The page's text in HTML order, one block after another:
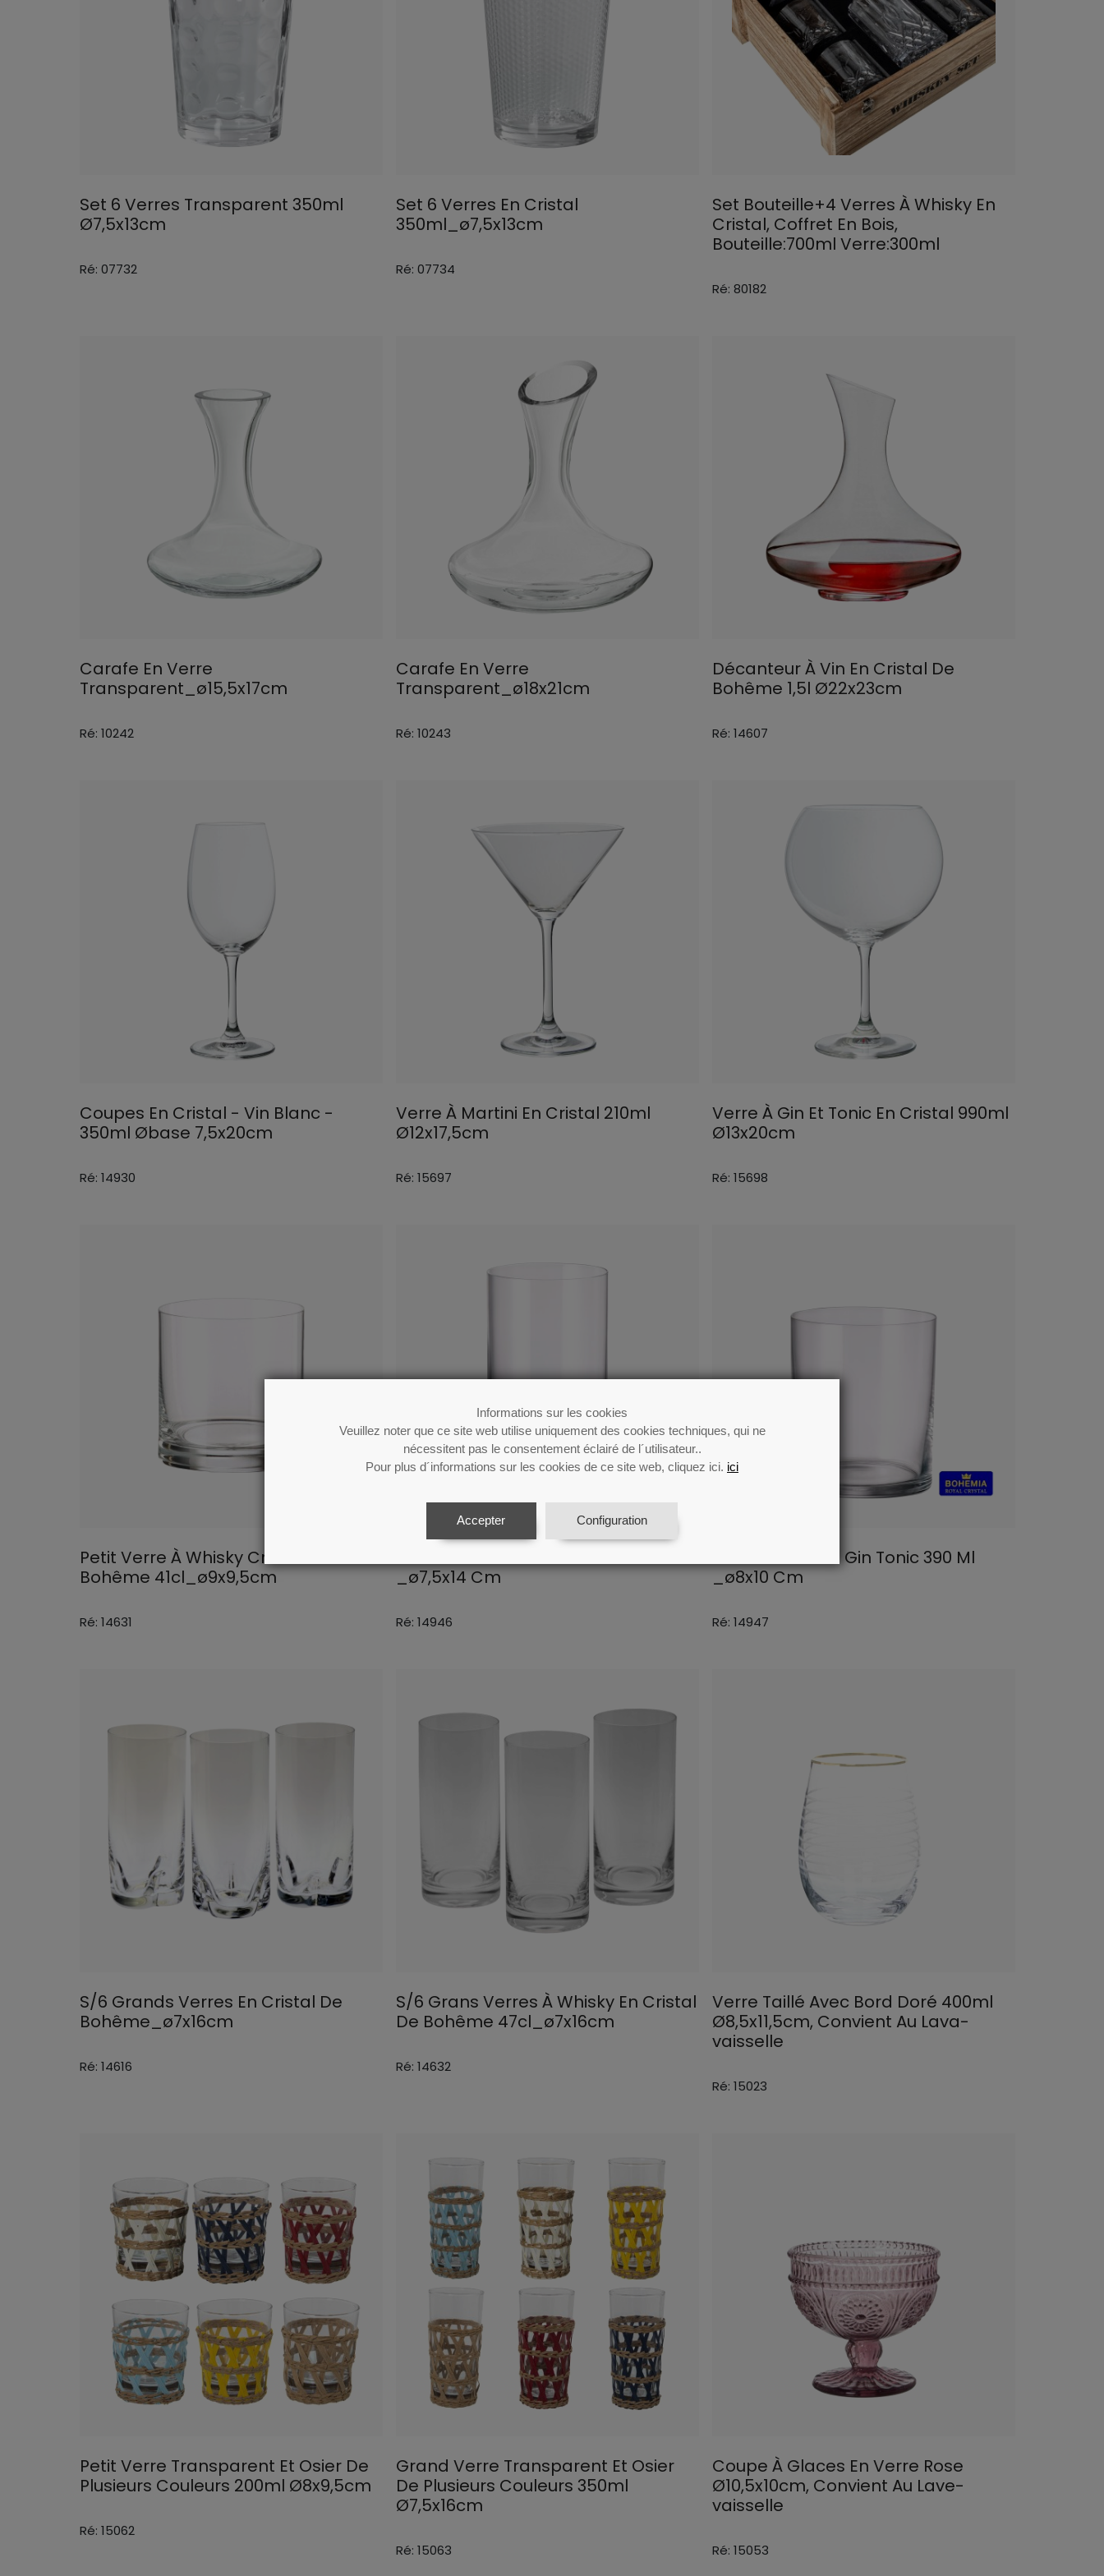
Informations sur les cookies
Veuillez noter que ce site web utilise uniquement des cookies techniques, qui ne
nécessitent pas le consentement éclairé de l´utilisateur..
Pour plus d´informations sur les cookies de ce site web, cliquez ici. ici
Accepter Configuration
Set 6 Verres Transparent 350ml
Ø7,5x13cm
Ré: 07732
Set 6 Verres En Cristal
350ml_ø7,5x13cm
Ré: 07734
Set Bouteille+4 Verres À Whisky En
Cristal, Coffret En Bois,
Bouteille:700ml Verre:300ml
Ré: 80182
Carafe En Verre
Transparent_ø15,5x17cm
Ré: 10242
Carafe En Verre
Transparent_ø18x21cm
Ré: 10243
Décanteur À Vin En Cristal De
Bohême 1,5l Ø22x23cm
Ré: 14607
Coupes En Cristal - Vin Blanc -
350ml Øbase 7,5x20cm
Ré: 14930
Verre À Martini En Cristal 210ml
Ø12x17,5cm
Ré: 15697
Verre À Gin Et Tonic En Cristal 990ml
Ø13x20cm
Ré: 15698
Petit Verre À Whisky Cristal De
Bohême 41cl_ø9x9,5cm
Ré: 14631
_ø7,5x14 Cm
Ré: 14946
Verre En Cristal Gin Tonic 390 Ml
_ø8x10 Cm
Ré: 14947
S/6 Grands Verres En Cristal De
Bohême_ø7x16cm
Ré: 14616
S/6 Grans Verres À Whisky En Cristal
De Bohême 47cl_ø7x16cm
Ré: 14632
Verre Taillé Avec Bord Doré 400ml
Ø8,5x11,5cm, Convient Au Lava-
vaisselle
Ré: 15023
Petit Verre Transparent Et Osier De
Plusieurs Couleurs 200ml Ø8x9,5cm
Ré: 15062
Grand Verre Transparent Et Osier
De Plusieurs Couleurs 350ml
Ø7,5x16cm
Ré: 15063
Coupe À Glaces En Verre Rose
Ø10,5x10cm, Convient Au Lave-
vaisselle
Ré: 15053